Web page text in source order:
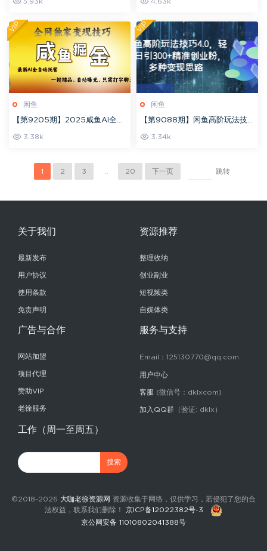
闲鱼
【第9205期】2025咸鱼AI全自
动托管电商带货，掌握流量密
3.38k
VIP
闲鱼
【第9088期】闲鱼高阶玩法技
巧4.0，轻松日引300+精准创业
3.34k
VIP
1 2 3 20 下一页 跳转
关于我们
最新发布
用户协议
使用条款
免责声明
资源推荐
整理收纳
创业副业
短视频类
自媒体类
广告与合作
网站加盟
项目代理
赞助VIP
老徐服务
服务与支持
Email：125130770@qq.com
用户中心
客服 (微信号：dklxcom)
加入QQ群 （验证: dklx）
工作（周一至周五）
©2018-2026 大咖老徐资源网 资源收集于网络，仅供学习，若侵犯了您的合
法权益，联系我们删除！ 京ICP备12022382号-3
京公网安备 11010802041388号